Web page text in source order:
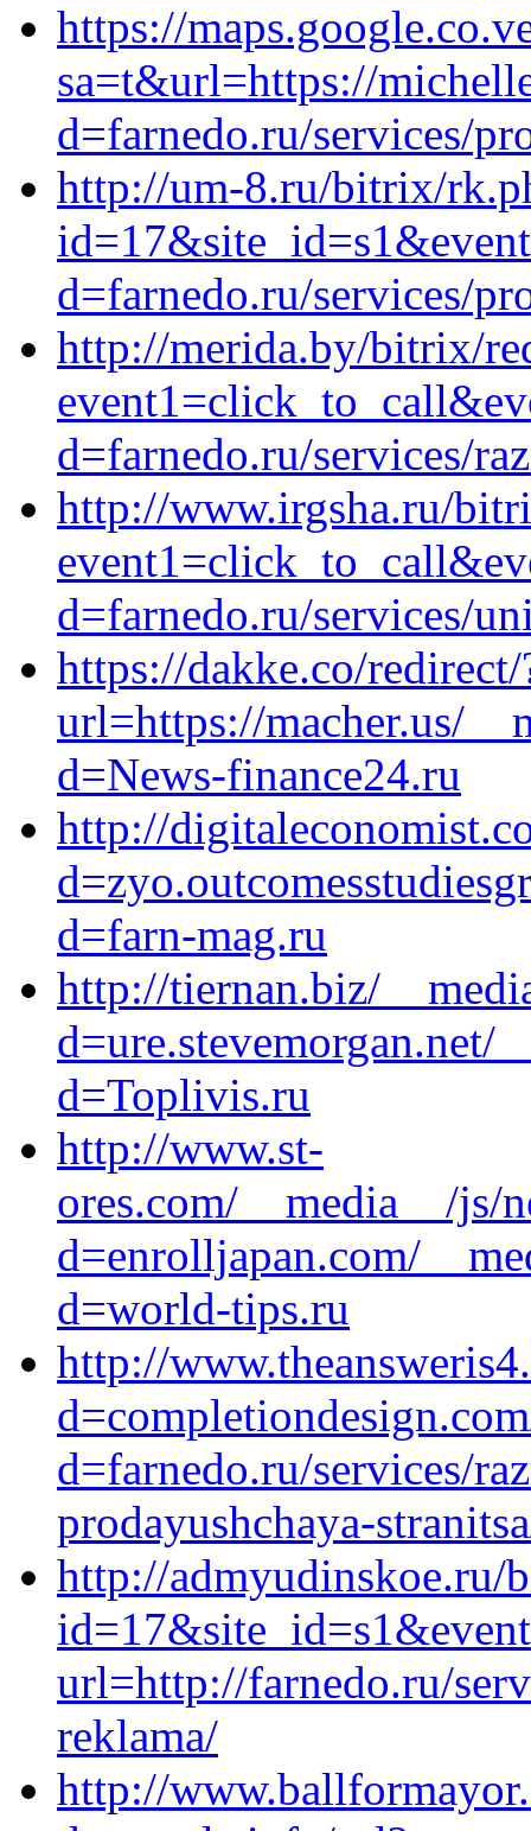
https://
sa=t&url=https://
d=farnedo.ru/services/
http://um-8.ru/bitrix/
d=farnedo.ru/services/
http://merida.by/bitrix/
d=farnedo.ru/services/
http://www.irgsha.ru/
d=farnedo.ru/services/
https://dakke.co/redirect/
url=https://macher.us/
d=News-finance24.ru
http://
d=farn-mag.ru
http://tiernan.biz/
d=ure.stevemorgan.net/
d=Toplivis.ru
http://www.st-
ores.com/__media__/js/
d=enrolljapan.com/
d=world-tips.ru
http://
d=farnedo.ru/services/
prodayushchaya-
http://admyudinskoe.ru/
url=http://farnedo.ru/
reklama/
http://